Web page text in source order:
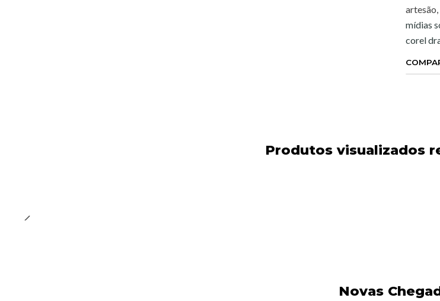
mídias
corel
Produtos visualizados
Novas